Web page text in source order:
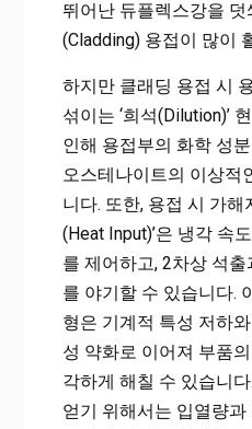
뛰어난 듀플렉스강을 덧
(Cladding) 용접이 많이
하지만 클래딩 용접 시
섞이는 ‘희석(Dilution)’
인해 용접부의 화학 성
오스테나이트의 이상적
니다. 또한, 용접 시 가해
(Heat Input)’은 냉각 속
를 제어하고, 2차상 석
를 야기할 수 있습니다.
형은 기계적 특성 저하
성 약화로 이어져 부품
각하게 해칠 수 있습니
얻기 위해서는 입열량